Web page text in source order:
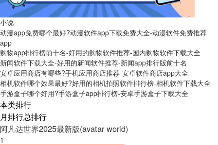
小说
动漫app免费哪个最好?动漫软件app下载免费大全-动漫软件免费推荐
app
购物app排行榜前十名-好用的购物软件推荐-国内购物软件下载大全
新闻软件下载大全-好用的新闻软件推荐-新闻app排行版前十名
安卓应用商店有哪些?手机应用商店推荐-安卓软件商店app大全
相机软件哪个效果最好?好用的相机拍照软件排行榜-相机软件下载大全
手游盒子哪个好用?手游盒子app排行榜-安卓手游盒子下载大全
本类排行
月排行总排行
阿凡达世界2025最新版(avatar world)
1